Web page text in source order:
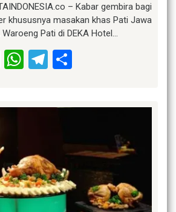
– Kabar gembira bagi
khususnya masakan khas Pati Jawa
Pati di DEKA Hotel…
Pinterest
WhatsApp
Telegram